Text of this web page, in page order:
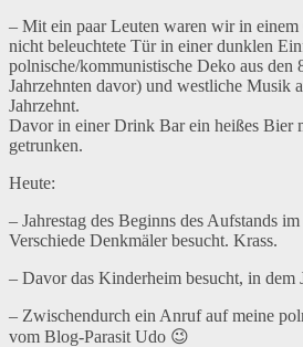
– Mit ein paar Leuten waren wir in
nicht beleuchtete Tür in einer dunklen
polnische/kommunistische Deko aus den
Jahrzehnten davor) und westliche Musik
Jahrzehnt.
Davor in einer Drink Bar ein heißes Bier
getrunken.
Heute:
– Jahrestag des Beginns des Aufstands
Verschiede Denkmäler besucht. Krass.
– Davor das Kinderheim besucht, in dem
– Zwischendurch ein Anruf auf meine
vom Blog-Parasit Udo 😉